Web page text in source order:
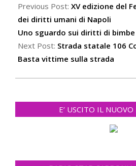
12-
28
Previous Post: XV edizione del
dei diritti umani di Napoli
Uno sguardo sui diritti di
Next Post: Strada statale 106
Basta vittime sulla strada
E’ USCITO IL